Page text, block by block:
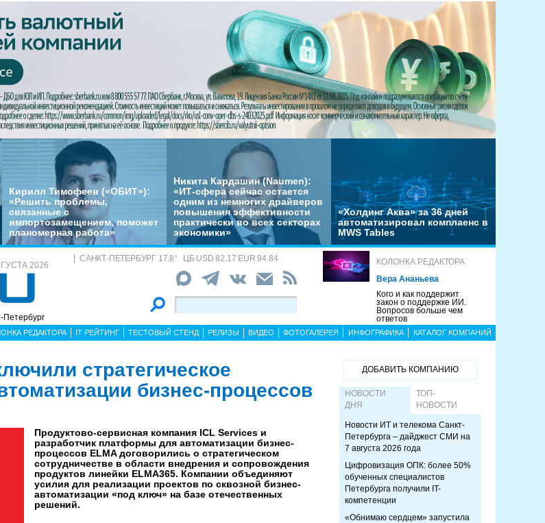
Кирилл Тимофеев («ОБИТ»):
«Решить проблемы,
связанные с
импортозамещением, поможет
планомерная работа»
Никита Кардашин (Naumen):
«ИТ-сфера сейчас остается
одним из немногих драйверов
повышения эффективности
практически во всех секторах
экономики»
«Холдинг Аква» за 36 дней
автоматизировал комплаенс в
MWS Tables
2026
Петербург
САНКТ-ПЕТЕРБУРГ 17.8° ЦБ USD 82.17 EUR 94.84
КОЛОНКА РЕДАКТОРА
Вера Ананьева
Кого и как поддержит
закон о поддержке ИИ.
Вопросов больше чем
ответов
РЕДАКТОРА IT РЕЙТИНГ ТЕСТОВЫЙ СТЕНД РЕЛИЗЫ ВИДЕО ФОТОГАЛЕРЕЯ ИНФОГРАФИКА КАТАЛОГ КОМПАНИЙ
стратегическое
бизнес-процессов
Продуктово-сервисная компания ICL Services и
разработчик платформы для автоматизации бизнес-
процессов ELMA договорились о стратегическом
сотрудничестве в области внедрения и сопровождения
продуктов линейки ELMA365. Компании объединяют
усилия для реализации проектов по сквозной бизнес-
автоматизации «под ключ» на базе отечественных
решений.
ДОБАВИТЬ КОМПАНИЮ
НОВОСТИ
ДНЯ
ТОП-
НОВОСТИ
Новости ИТ и телекома Санкт-
Петербурга – дайджест СМИ на
7 августа 2026 года
Цифровизация ОПК: более 50%
обученных специалистов
Петербурга получили IT-
компетенции
«Обнимаю сердцем» запустила